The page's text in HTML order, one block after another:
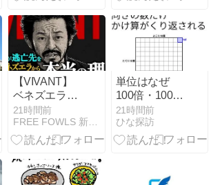
渡せる絶景
【VIVANT】
ベネズエラ→
キプロス?ア
リ移動の真相
考察
21時間前
単位はなぜ
100倍・1000
倍とびになる
の？長さ・面
積・体積で変
【図形】
21時間前
ひな探訪